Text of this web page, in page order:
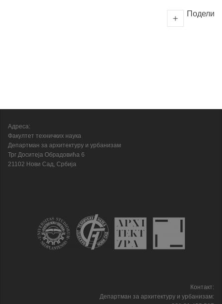
Подели
Адреса:
Факултет техничких наука
Департман за архитектуру и урбанизам
Трг Доситеја Обрадовића 6
21102 Нови Сад, Србија
Контакт:
Департман за архитектуру и урбанизам: